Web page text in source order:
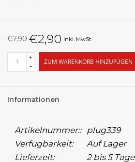
€7,90 €2,90 Inkl. MwSt.
+
-
ZUM WARENKORB HINZUFÜGEN
Informationen
Artikelnummer:: plug339
Verfügbarkeit:
Auf Lager
Lieferzeit:
2 bis 5 Tage